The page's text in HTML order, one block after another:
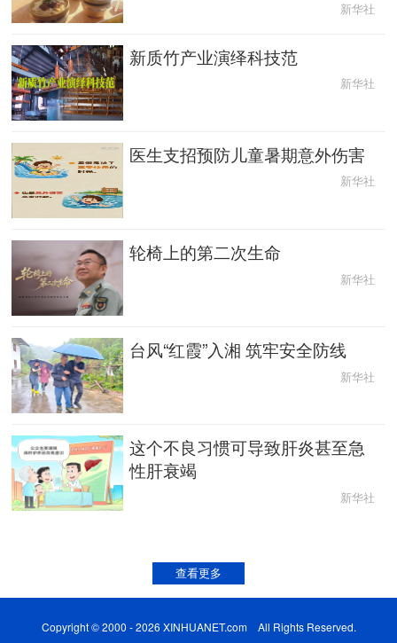
新华社
新质竹产业演绎科技范
新华社
医生支招预防儿童暑期意外伤害
新华社
轮椅上的第二次生命
新华社
台风“红霞”入湘 筑牢安全防线
新华社
这个不良习惯可导致肝炎甚至急
性肝衰竭
新华社
查看更多
Copyright © 2000 - 2026 XINHUANET.com All Rights Reserved.